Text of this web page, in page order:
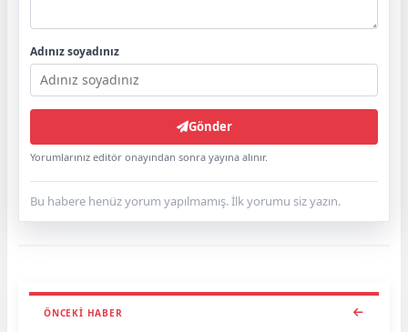
Adınız soyadınız
Gönder
Yorumlarınız editör onayından sonra yayına alınır.
Bu habere henüz yorum yapılmamış. İlk yorumu siz yazın.
ÖNCEKI HABER